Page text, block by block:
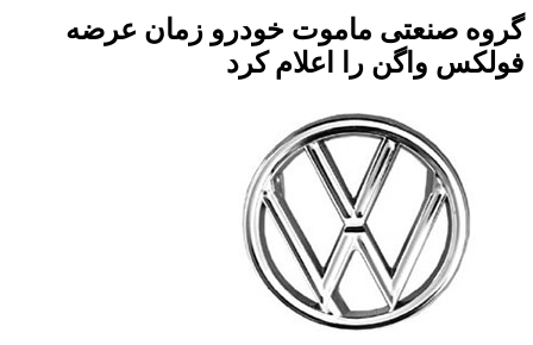
گروه صنعتی ماموت خودرو زمان عرضه
فولکس واگن را اعلام کرد